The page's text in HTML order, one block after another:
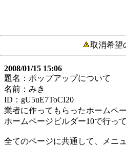
取消希望
2008/01/15 15:06
題名：ポップアップについて
名前：みき
ID：gU5uE7ToCI20
業者に作ってもらったホームペ
ホームページビルダー10で行って
全てのページに共通して、メニ